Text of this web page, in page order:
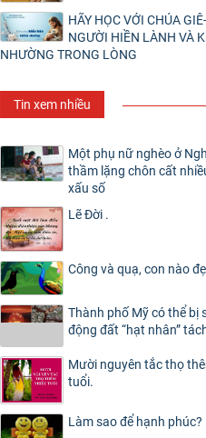
HÃY HỌC VỚI CHÚA
NGƯỜI HIỀN LÀNH VÀ
NHƯỜNG TRONG LÒNG
Tin xem nhiều
Một phụ nữ nghèo ở
thầm lặng chôn cất
xấu số
Lẽ Đời .
Công và quạ, con nào
Thành phố Mỹ có thể bị
động đất “hạt nhân”
Mười nguyên tắc thọ
tuổi.
Làm sao để hạnh phúc?